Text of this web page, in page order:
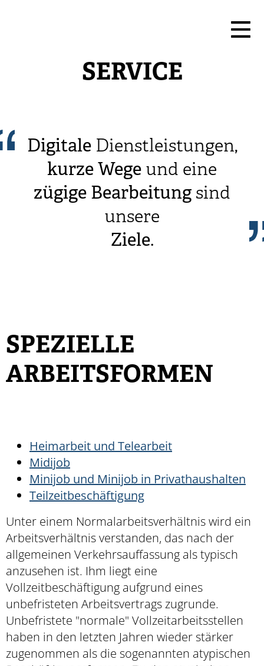
SERVICE
DigitaleDienstleistungen,
kurzeWege und eine
zügige Bearbeitung sind
unsere
Ziele.
SPEZIELLE
ARBEITSFORMEN
Heimarbeit und Telearbeit
Midijob
Minijob und Minijob in Privathaushalten
Teilzeitbeschäftigung
Unter einem Normalarbeitsverhältnis wird ein
Arbeitsverhältnis verstanden, das nach der
allgemeinen Verkehrsauffassung als typisch
anzusehen ist. Ihm liegt eine
Vollzeitbeschäftigung aufgrund eines
unbefristeten Arbeitsvertrags zugrunde.
Unbefristete "normale" Vollzeitarbeitsstellen
haben in den letzten Jahren wieder stärker
zugenommen als die sogenannten atypischen